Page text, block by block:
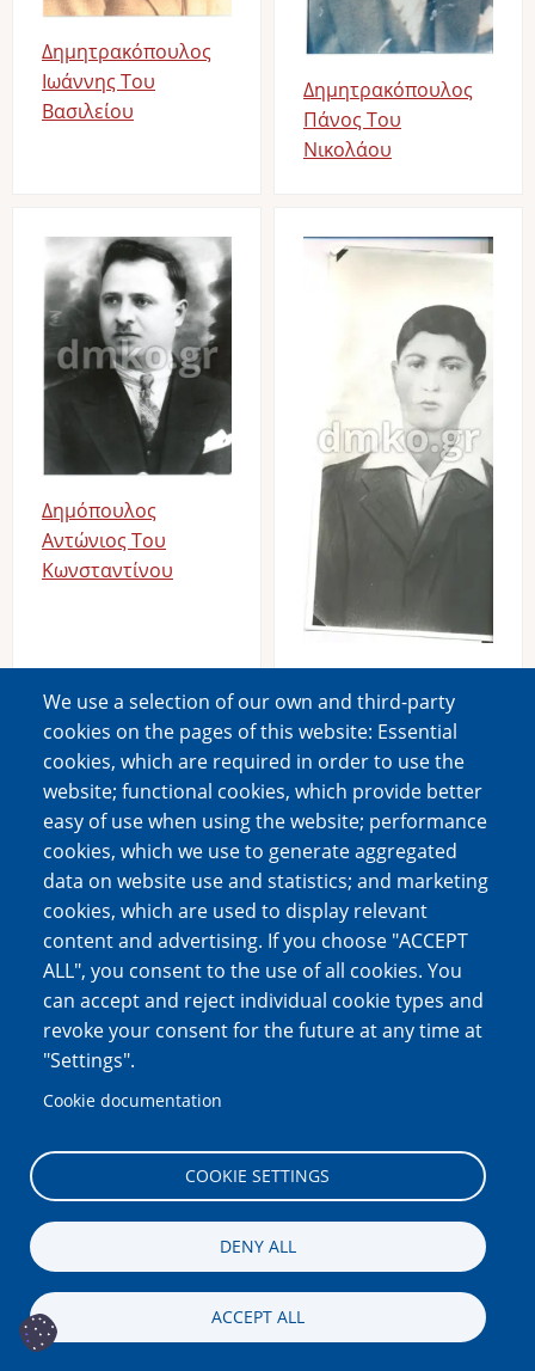
Δημητρακόπουλος
Ιωάννης Του
Βασιλείου
Δημητρακόπουλος
Πάνος Του
Νικολάου
Image
Δημόπουλος
Αντώνιος Του
Κωνσταντίνου
Image
Δημόπουλος
Δημήτριος Του
Παναγιώτη
Image
Δημόπουλος Δήμος
Image
Image
We use a selection of our own and third-party
cookies on the pages of this website: Essential
cookies, which are required in order to use the
website; functional cookies, which provide better
easy of use when using the website; performance
cookies, which we use to generate aggregated
data on website use and statistics; and marketing
cookies, which are used to display relevant
content and advertising. If you choose "ACCEPT
ALL", you consent to the use of all cookies. You
can accept and reject individual cookie types and
revoke your consent for the future at any time at
"Settings".
Cookie documentation
COOKIE SETTINGS
DENY ALL
ACCEPT ALL